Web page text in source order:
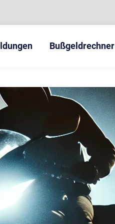
Bußgeldrechner